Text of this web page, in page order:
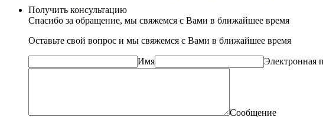
Получить консультацию
Спасибо за обращение, мы свяжемся с Вами в ближайшее время
Оставьте свой вопрос и мы свяжемся с Вами в ближайшее время
Имя Электронная
Сообщение